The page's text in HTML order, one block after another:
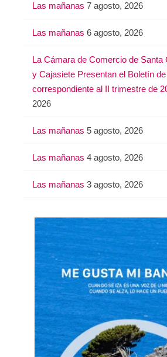
Las mañanas 7 agosto, 2026
Las mañanas 6 agosto, 2026
La Cámara de Comercio de Santa
y Cajasiete Presentan el Boletín
correspondiente al II trimestre de
2026
Las mañanas 5 agosto, 2026
Las mañanas 4 agosto, 2026
Las mañanas 3 agosto, 2026